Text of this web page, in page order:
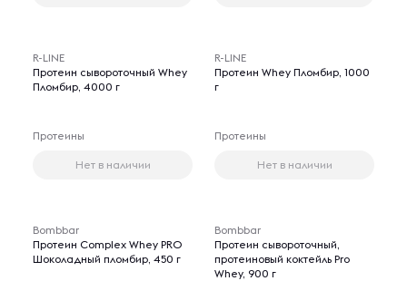
R-LINE
Протеин сывороточный Whey
Пломбир, 4000 г
Протеины
Нет в наличии
R-LINE
Протеин Whey Пломбир, 1000
г
Протеины
Нет в наличии
Bombbar
Протеин Complex Whey PRO
Шоколадный пломбир, 450 г
Bombbar
Протеин сывороточный,
протеиновый коктейль Pro
Whey, 900 г